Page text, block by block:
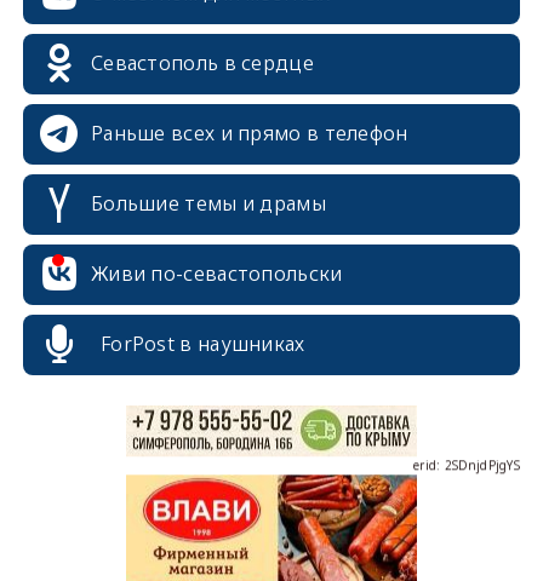
Севастополь в сердце
Раньше всех и прямо в телефон
Большие темы и драмы
Живи по-севастопольски
ForPost в наушниках
erid: 2SDnjcrDNw6